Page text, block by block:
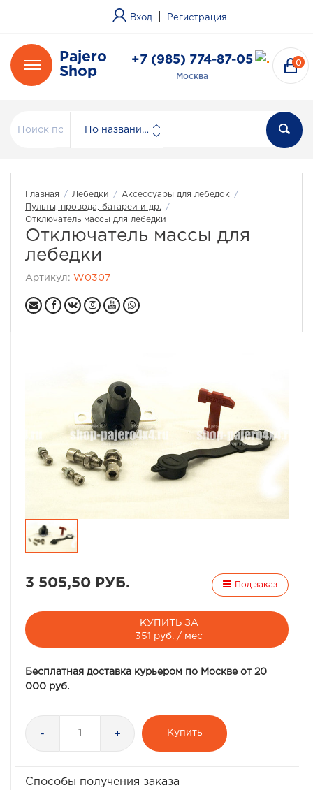
Вход Регистрация
Pajero
Shop
+7 (985) 774-87-05
Москва
0
По названию
Главная / Лебедки / Аксессуары для лебедок
/
Пульты, провода, батареи и др.
/
Отключатель массы для лебедки
Отключатель массы для
лебедки
Артикул: W0307
3 505,50 РУБ. Под заказ
КУПИТЬ ЗА
351 руб. / мес
Бесплатная доставка курьером по Москве от 20
000 руб.
- + Купить
Способы получения заказа